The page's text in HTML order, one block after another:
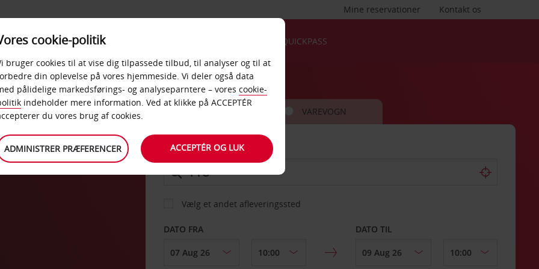
Kontakt os
Mine reservationer
PRODUKTER &
KONTORER
QUICKPASS
BIL VAREVOGN
AFHENT FRA
Vælg et andet afleveringssted
DATO FRA DATO TIL
cookie-politik
bruger cookies til at vise dig tilpassede tilbud, til analyser og til at
din oplevelse på vores hjemmeside. Vi deler også data
pålidelige markedsførings- og analyseparntere – vores cookie-
indeholder mere information. Ved at klikke på ACCEPTÉR
du vores brug af cookies.
ADMINISTRER PRÆFERENCER ACCEPTÉR OG LUK